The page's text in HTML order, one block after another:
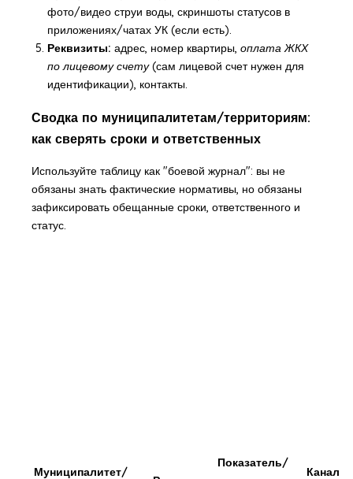
фото/видео струи воды, скриншоты статусов в
приложениях/чатах УК (если есть).
Реквизиты: адрес, номер квартиры, оплата ЖКХ
по лицевому счету(сам лицевой счет нужен для
идентификации), контакты.
Сводка по муниципалитетам/территориям:
как сверять сроки и ответственных
Используйте таблицу как "боевой журнал": вы не
обязаны знать фактические нормативы, но обязаны
зафиксировать обещанные сроки, ответственного и
статус.
Муниципалитет/
Показатель/
Канал